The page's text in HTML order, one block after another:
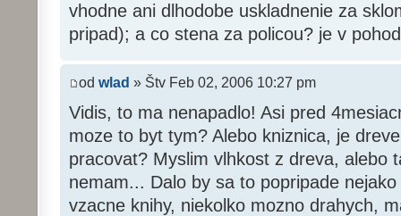
vhodne ani dlhodobe uskladnenie za
pripad); a co stena za policou? je v
od wlad » Štv Feb 02, 2006 10:27 pm
Vidis, to ma nenapadlo! Asi pred
moze to byt tym? Alebo kniznica, je
pracovat? Myslim vlhkost z dreva, alebo
nemam... Dalo by sa to popripade
vzacne knihy, niekolko mozno drahych,